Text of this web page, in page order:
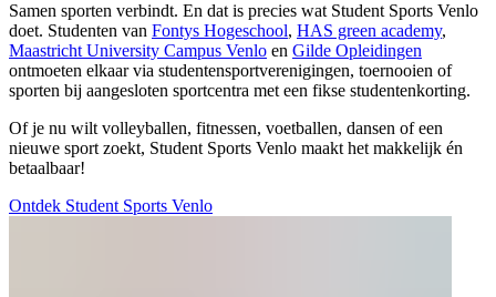
Samen sporten verbindt. En dat is precies wat Student Sports Venlo
doet. Studenten van Fontys Hogeschool, HAS green academy,
Maastricht University Campus Venlo en Gilde Opleidingen
ontmoeten elkaar via studentensportverenigingen, toernooien of
sporten bij aangesloten sportcentra met een fikse studentenkorting.
Of je nu wilt volleyballen, fitnessen, voetballen, dansen of een
nieuwe sport zoekt, Student Sports Venlo maakt het makkelijk én
betaalbaar!
Ontdek Student Sports Venlo